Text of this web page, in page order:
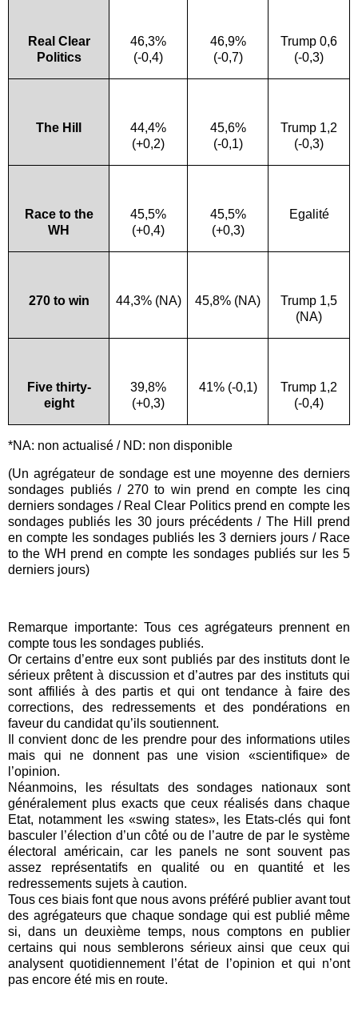
Real Clear
Politics
46,3%
(-0,4)
46,9%
(-0,7)
Trump 0,6
(-0,3)
The Hill
44,4%
(+0,2)
45,6%
(-0,1)
Trump 1,2
(-0,3)
Race to the
WH
45,5%
(+0,4)
45,5%
(+0,3)
Egalité
270 to win 44,3% (NA) 45,8% (NA)
Trump 1,5
(NA)
Five thirty-
eight
39,8%
(+0,3)
41% (-0,1)
Trump 1,2
(-0,4)
*NA: non actualisé / ND: non disponible
(Un agrégateur de sondage est une moyenne des derniers
sondages publiés / 270 to win prend en compte les cinq
derniers sondages / Real Clear Politics prend en compte les
sondages publiés les 30 jours précédents / The Hill prend
en compte les sondages publiés les 3 derniers jours / Race
to the WH prend en compte les sondages publiés sur les 5
derniers jours)
Remarque importante: Tous ces agrégateurs prennent en
compte tous les sondages publiés.
Or certains d’entre eux sont publiés par des instituts dont le
sérieux prêtent à discussion et d’autres par des instituts qui
sont affiliés à des partis et qui ont tendance à faire des
corrections, des redressements et des pondérations en
faveur du candidat qu’ils soutiennent.
Il convient donc de les prendre pour des informations utiles
mais qui ne donnent pas une vision «scientifique» de
l’opinion.
Néanmoins, les résultats des sondages nationaux sont
généralement plus exacts que ceux réalisés dans chaque
Etat, notamment les «swing states», les Etats-clés qui font
basculer l’élection d’un côté ou de l’autre de par le système
électoral américain, car les panels ne sont souvent pas
assez représentatifs en qualité ou en quantité et les
redressements sujets à caution.
Tous ces biais font que nous avons préféré publier avant tout
des agrégateurs que chaque sondage qui est publié même
si, dans un deuxième temps, nous comptons en publier
certains qui nous semblerons sérieux ainsi que ceux qui
analysent quotidiennement l’état de l’opinion et qui n’ont
pas encore été mis en route.